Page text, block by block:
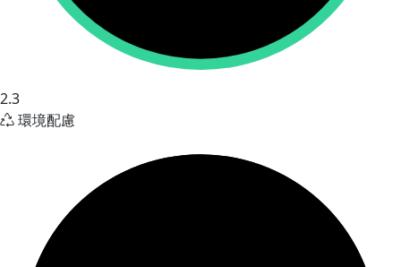
2.3
環境配慮